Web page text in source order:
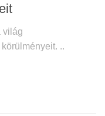
világ
..